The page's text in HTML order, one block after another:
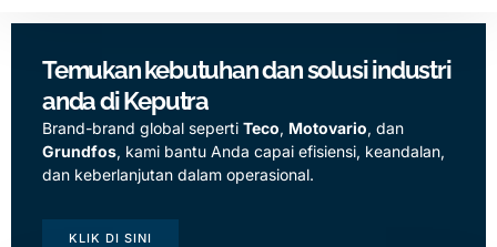
Temukan kebutuhan dan solusi industri
anda di Keputra
Brand-brand global seperti Teco, Motovario, dan
Grundfos, kami bantu Anda capai efisiensi, keandalan,
dan keberlanjutan dalam operasional.
KLIK DI SINI